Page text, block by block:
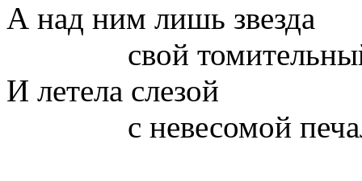
А над ним лишь звезда
свой томительный
И летела слезой
с невесомой